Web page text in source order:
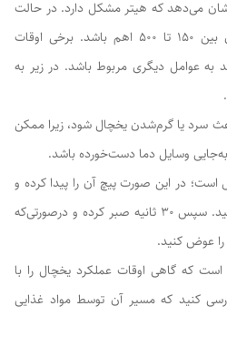
۶۰۰ اهم برسد نشان می‌دهد که هیتر مشکل دارد. در حالت
معمول مقاومت هیتر باید عددی بین ۱۵۰ تا ۵۰۰ اهم باشد. برخی اوقات
به عوامل دیگری مربوط باشد. در زیر به
سرد یا گرم‌شدن یخچال شود، زیرا ممکن
وسایل دما دست‌خورده باشد.
در این صورت پیچ آن را پیدا کرده و
در جهت عقربه‌های ساعت بچرخانید. سپس ۳۰ ثانیه صبر کرده و درصورتی‌که
عوض کنید.
که گاهی اوقات عملکرد یخچال را با
کنید که مسیر آن توسط مواد غذایی